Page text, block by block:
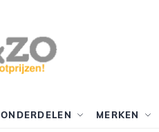
ONDERDELEN MERKEN